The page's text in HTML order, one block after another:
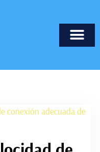
conexión adecuada de